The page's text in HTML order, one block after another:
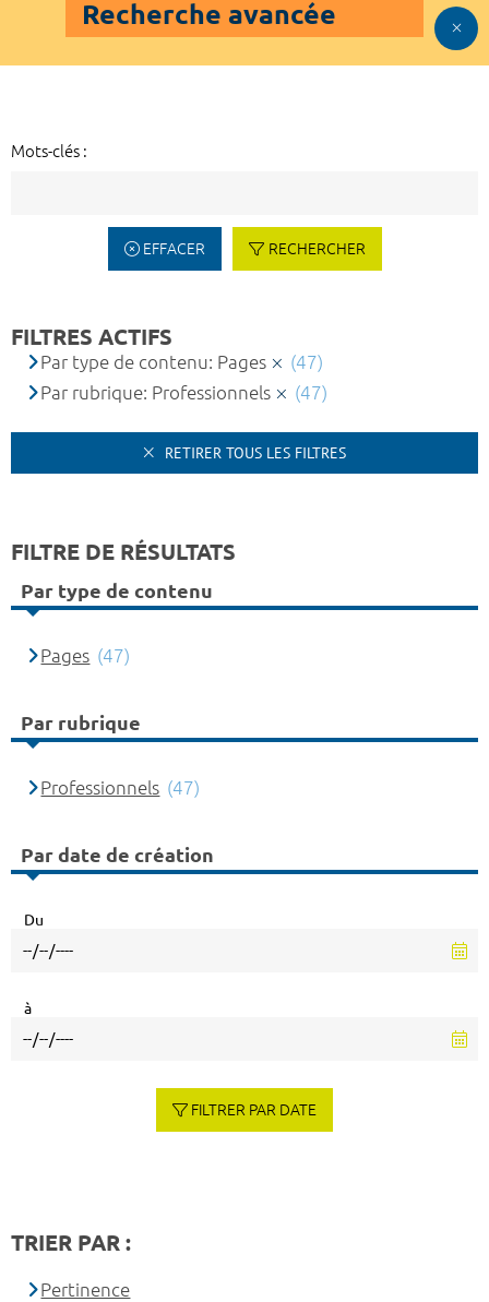
Recherche avancée
Mots-clés :
EFFACER RECHERCHER
FILTRES ACTIFS
Par type de contenu: Pages
(47)
Par rubrique: Professionnels
(47)
RETIRER TOUS LES FILTRES
FILTRE DE RÉSULTATS
Par type de contenu
Pages (47)
Par rubrique
Professionnels (47)
Par date de création
Du
à
FILTRER PAR DATE
TRIER PAR :
Pertinence